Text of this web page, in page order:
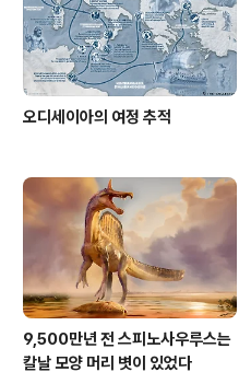
오디세이아의 여정 추적
9,500만년 전 스피노사우루스는
칼날 모양 머리 볏이 있었다